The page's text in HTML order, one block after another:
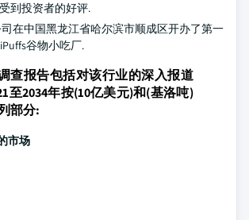
到投资者的好评.
司在中国黑龙江省哈尔滨市顺成区开办了第一
谷物小吃厂.
查报告包括对该行业的深入报道
至2034年按(10亿美元)和(基洛吨)
部分:
市场